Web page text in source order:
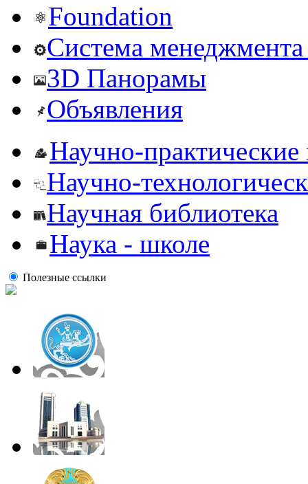
Foundation
Система менеджмента
3D Панорамы
Объявления
Научно-
Научно-
Научная библиотека
Наука - школе
Полезные ссылки